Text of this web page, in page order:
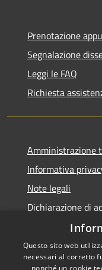
Prenotazione
Segnalazione
Leggi le FAQ
Richiesta
Amministrazione
Informativa
Note legali
Dichiarazione di
Questo sito web
necessari al corretto
nonché un cookie